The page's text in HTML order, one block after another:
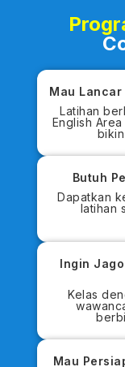
Mau
Latihan
English
Butuh
Dapatkan
latihan
Ingin
Kelas
Mau